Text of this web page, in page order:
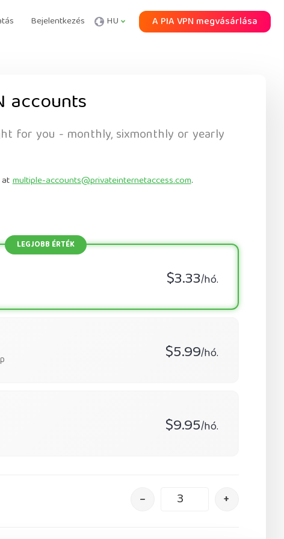
Bejelentkezés HU A PIA VPN megvásárlása
accounts
for you - monthly, sixmonthly or yearly
atmultiple-accounts@privateinternetaccess.com.
$3.33/hó.
$5.99/hó.
$9.95/hó.
– +